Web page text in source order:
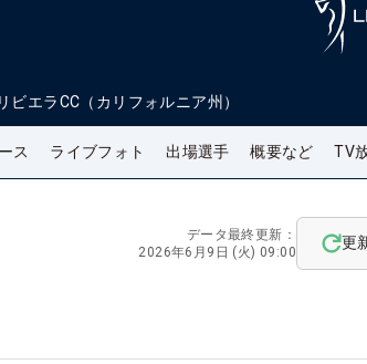
リビエラCC（カリフォルニア州）
ス ライブフォト 出場選手 概要など TV
データ最終更新：
2026年6月9日 (火) 09:00
更